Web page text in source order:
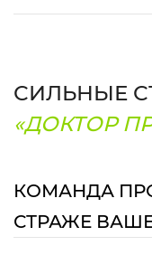
СИЛЬНЫЕ
«ДОКТОР
КОМАНДА
СТРАЖЕ